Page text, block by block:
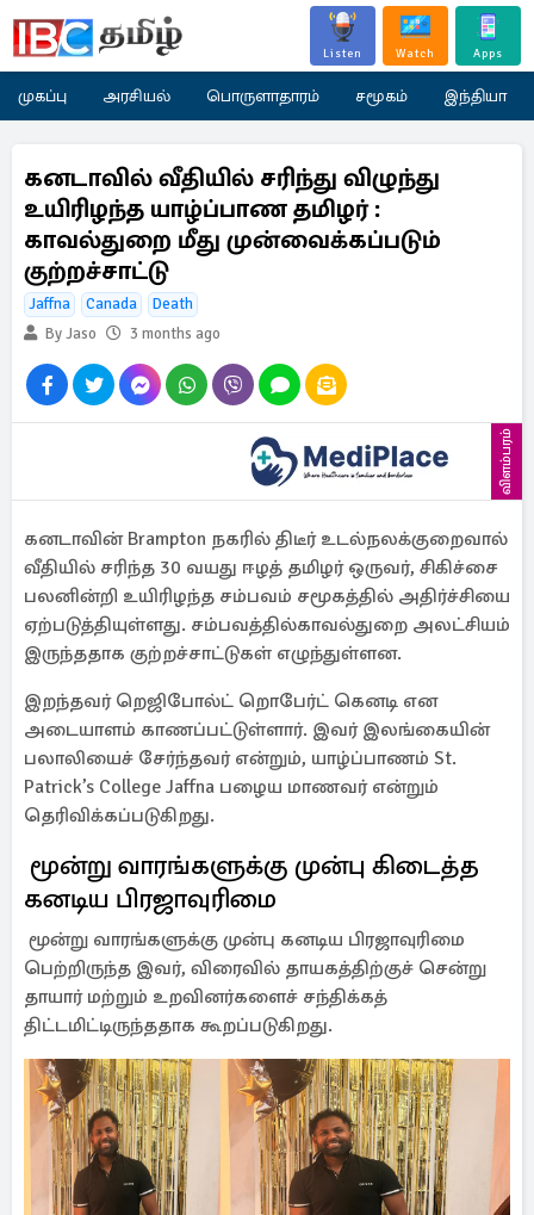
Listen Watch Apps
முகப்பு அரசியல் பொருளாதாரம் சமூகம் இந்தியா
கனடாவில் வீதியில் சரிந்து விழுந்து
உயிரிழந்த யாழ்ப்பாண தமிழர் :
காவல்துறை மீது முன்வைக்கப்படும்
குற்றச்சாட்டு
Jaffna Canada
Death
By Jaso
3 months ago
விளம்பரம்
கனடாவின் Brampton நகரில் திடீர் உடல்நலக்குறைவால்
வீதியில் சரிந்த 30 வயது ஈழத் தமிழர் ஒருவர், சிகிச்சை
பலனின்றி உயிரிழந்த சம்பவம் சமூகத்தில் அதிர்ச்சியை
ஏற்படுத்தியுள்ளது. சம்பவத்தில்காவல்துறை அலட்சியம்
இருந்ததாக குற்றச்சாட்டுகள் எழுந்துள்ளன.
இறந்தவர் றெஜிபோல்ட் றொபேர்ட் கெனடி என
அடையாளம் காணப்பட்டுள்ளார். இவர் இலங்கையின்
பலாலியைச் சேர்ந்தவர் என்றும், யாழ்ப்பாணம் St.
Patrick’s College Jaffna பழைய மாணவர் என்றும்
தெரிவிக்கப்படுகிறது.
மூன்று வாரங்களுக்கு முன்பு கிடைத்த
கனடிய பிரஜாவுரிமை
மூன்று வாரங்களுக்கு முன்பு கனடிய பிரஜாவுரிமை
பெற்றிருந்த இவர், விரைவில் தாயகத்திற்குச் சென்று
தாயார் மற்றும் உறவினர்களைச் சந்திக்கத்
திட்டமிட்டிருந்ததாக கூறப்படுகிறது.